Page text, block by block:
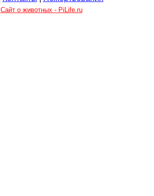
Сайт о животных - PiLife.ru